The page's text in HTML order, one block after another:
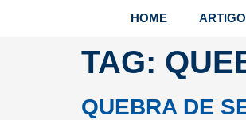
HOME
TAG:
QUEBRA DE